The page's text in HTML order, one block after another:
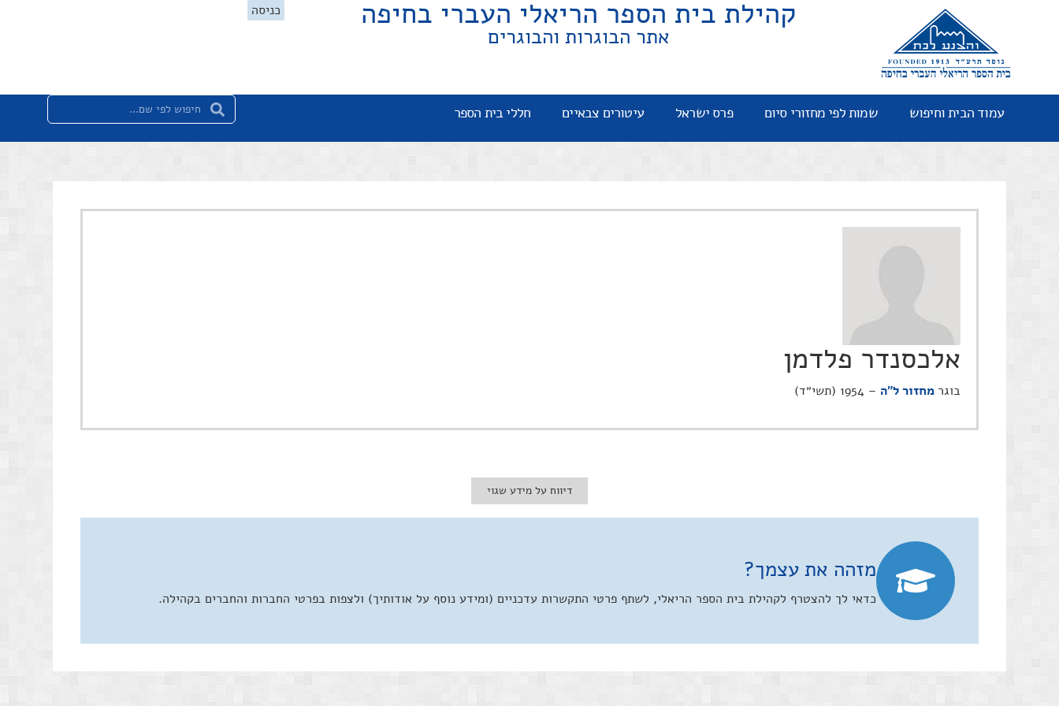
קהילת בית הספר הריאלי העברי בחיפה
אתר הבוגרות והבוגרים
כניסה
עמוד הבית וחיפוש שמות לפי מחזורי סיום פרס ישראל עיטורים צבאיים חללי בית הספר
אלכסנדר פלדמן
בוגר מחזור ל"ה – 1954 (תשי״ד)
דיווח על מידע שגוי
מזהה את עצמך?
כדאי לך להצטרף לקהילת בית הספר הריאלי, לשתף פרטי התקשרות עדכניים (ומידע נוסף על אודותיך) ולצפות בפרטי החברות והחברים בקהילה.